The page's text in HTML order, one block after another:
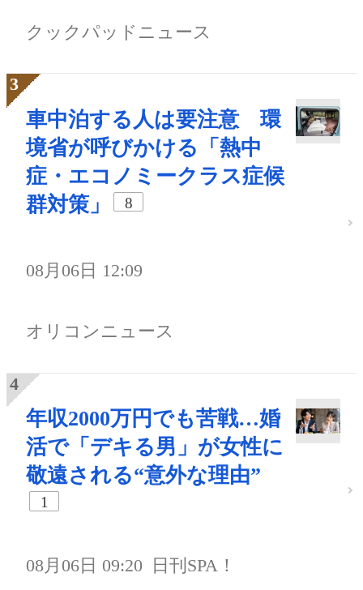
クックパッドニュース
車中泊する人は要注意 環
境省が呼びかける「熱中
症・エコノミークラス症候
群対策」
8
08月06日 12:09
オリコンニュース
年収2000万円でも苦戦…婚
活で「デキる男」が女性に
敬遠される“意外な理由”
1
08月06日 09:20 日刊SPA！